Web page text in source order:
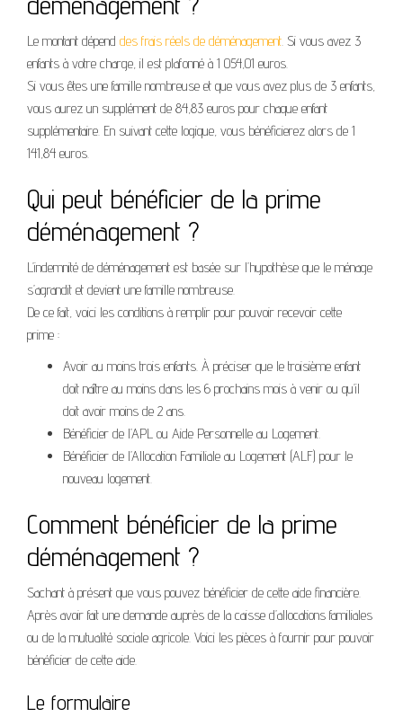
Le montant dépend des frais réels de déménagement. Si vous avez 3
enfants à votre charge, il est plafonné à 1 054,01 euros.
Si vous êtes une famille nombreuse et que vous avez plus de 3 enfants,
vous aurez un supplément de 84,83 euros pour chaque enfant
supplémentaire. En suivant cette logique, vous bénéficierez alors de 1
141,84 euros.
Qui peut bénéficier de la prime
déménagement ?
L’indemnité de déménagement est basée sur l’hypothèse que le ménage
s’agrandit et devient une famille nombreuse.
De ce fait, voici les conditions à remplir pour pouvoir recevoir cette
prime :
Avoir au moins trois enfants. À préciser que le troisième enfant
doit naître au moins dans les 6 prochains mois à venir ou qu’il
doit avoir moins de 2 ans.
Bénéficier de l’APL ou Aide Personnelle au Logement.
Bénéficier de l’Allocation Familiale au Logement (ALF) pour le
nouveau logement.
Comment bénéficier de la prime
déménagement ?
Sachant à présent que vous pouvez bénéficier de cette aide financière.
Après avoir fait une demande auprès de la caisse d’allocations familiales
ou de la mutualité sociale agricole. Voici les pièces à fournir pour pouvoir
bénéficier de cette aide.
Le formulaire